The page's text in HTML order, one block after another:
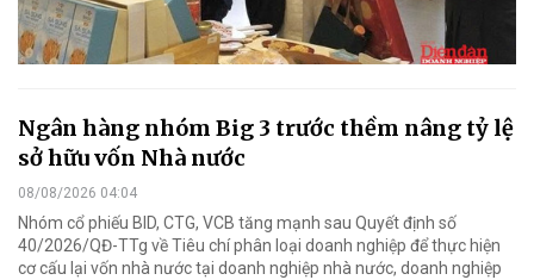
Ngân hàng nhóm Big 3 trước thềm nâng tỷ lệ
sở hữu vốn Nhà nước
08/08/2026 04:04
Nhóm cổ phiếu BID, CTG, VCB tăng mạnh sau Quyết định số
40/2026/QĐ-TTg về Tiêu chí phân loại doanh nghiệp để thực hiện
cơ cấu lại vốn nhà nước tại doanh nghiệp nhà nước, doanh nghiệp